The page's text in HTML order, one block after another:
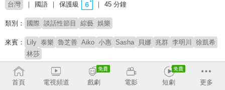
台灣 國語 保護級 45 分鐘
類別： 國際 談話性節目 綜藝 娛樂
來賓： Lily 泰樂 魯芝善 Aiko 小惠 Sasha 貝娜 兆群 李明川
徐凱希
林莎
主持： 郭彥均
首頁 電視頻道 戲劇 電影 短劇 更多